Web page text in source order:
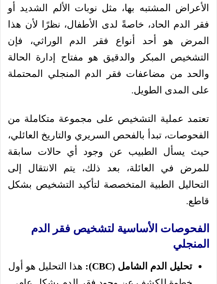
الأعراض المشتبه بها، مثل نوبات الألم الشديد أو
فقر الدم الحاد، خاصةً لدى الأطفال، نظرًا لأن هذا
المرض هو أحد أنواع فقر الدم الوراثي، فإن
التشخيص المبكر والدقيق هو مفتاح إدارة الحالة
والحد من مضاعفات فقر الدم المنجلي المحتملة
على المدى الطويل.
تعتمد عملية التشخيص على مجموعة متكاملة من
الفحوصات، تبدأ بالفحص السريري والتاريخ العائلي،
حيث يسأل الطبيب عن وجود أي حالات سابقة
للمرض في العائلة، بعد ذلك، يتم الانتقال إلى
التحاليل الطبية المتخصصة لتأكيد التشخيص بشكل
قاطع.
الفحوصات الأساسية لتشخيص فقر الدم
المنجلي
تحليل الدم الشامل (CBC):
هذا التحليل هو أول